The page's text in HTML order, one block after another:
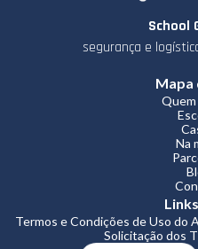
School
segurança e
Mapa
Na
Termos e Condições de Uso do
Solicitação dos